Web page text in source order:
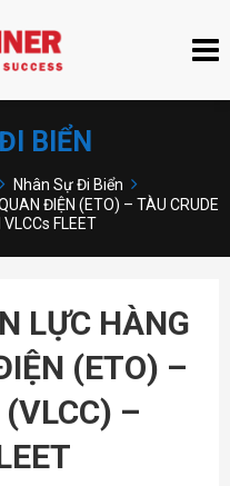
BIỂN
Nhân Sự Đi Biển
ĐIỆN (ETO) – TÀU CRUDE
FLEET
LỰC HÀNG
(ETO) –
(VLCC) –